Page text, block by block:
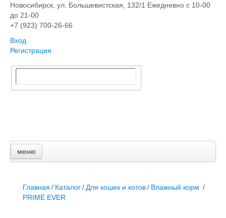
Новосибирск, ​ул. Большевистская, 132/1 Ежедневно с 10-00
до 21-00
+7 (923) 700-26-66
Вход
Регистрация
меню
Главная
Для собак
Для кошек и котов
Главная / Каталог/Для кошек и котов/ Влажный корм /
PRIME EVER